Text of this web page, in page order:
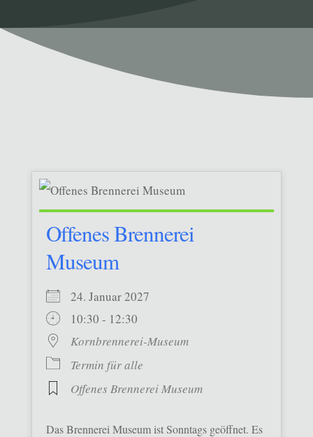
Offenes Brennerei
Museum
24. Januar 2027
10:30 - 12:30
Kornbrennerei-Museum
Termin für alle
Offenes Brennerei Museum
Das Brennerei Museum ist Sonntags geöffnet. Es